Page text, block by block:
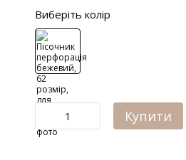
Виберіть колір
Купити